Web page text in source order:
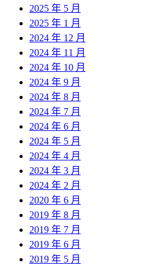
2025 年 5 月
2025 年 1 月
2024 年 12 月
2024 年 11 月
2024 年 10 月
2024 年 9 月
2024 年 8 月
2024 年 7 月
2024 年 6 月
2024 年 5 月
2024 年 4 月
2024 年 3 月
2024 年 2 月
2020 年 6 月
2019 年 8 月
2019 年 7 月
2019 年 6 月
2019 年 5 月